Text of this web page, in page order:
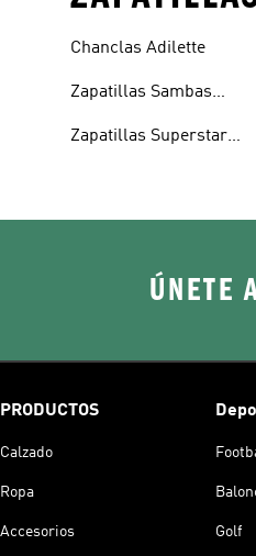
Chanclas Adilette
Zapatillas Sambas
Zapatillas Superstar
ÚNETE
PRODUCTOS
Calzado
Ropa
Accesorios Golf